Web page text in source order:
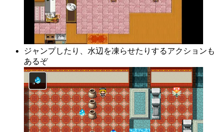
ジャンプしたり、水辺を凍らせたりするアクションも
あるぞ